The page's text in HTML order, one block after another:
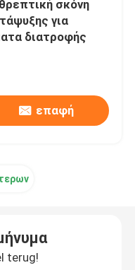
σκόνη
για
διατροφής
επαφή
terug!